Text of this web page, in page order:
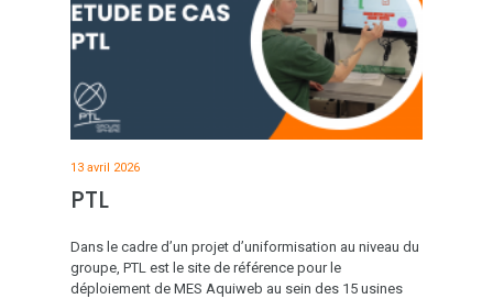
13 avril 2026
PTL
Dans le cadre d’un projet d’uniformisation au niveau du
groupe, PTL est le site de référence pour le
déploiement de MES Aquiweb au sein des 15 usines